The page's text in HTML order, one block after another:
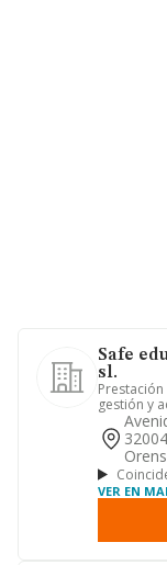
Safe
sl.
gestión y
VER EN